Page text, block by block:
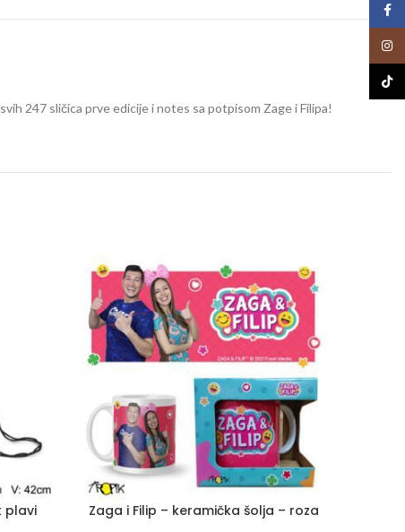
247 sličica prve edicije i notes sa potpisom Zage i Filipa!
plavi Zaga i Filip – keramička šolja – roza